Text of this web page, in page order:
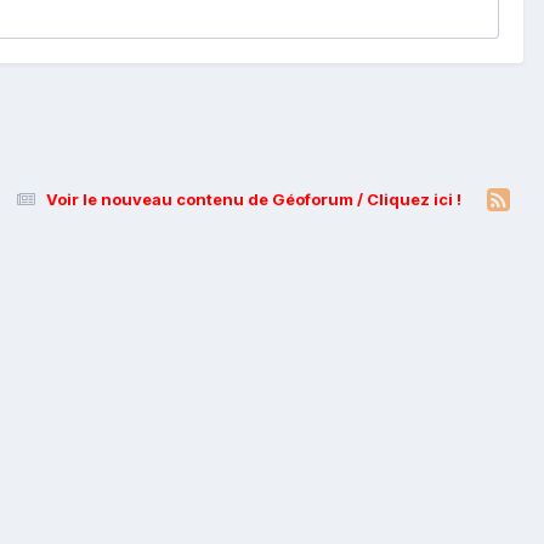
Voir le nouveau contenu de Géoforum / Cliquez ici !